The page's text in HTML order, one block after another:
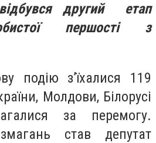
другий етап
першості з
подію з’їхалися 119
Молдови, Білорусі
за перемогу.
став депутат